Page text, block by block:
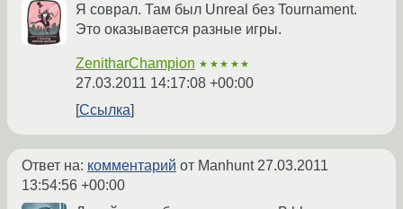
Я соврал. Там был Unreal без Tournament.
Это оказывается разные игры.
ZenitharChampion ★★★★★
27.03.2011 14:17:08 +00:00
Ссылка
Ответ на: комментарий от Manhunt27.03.2011
13:54:56 +00:00